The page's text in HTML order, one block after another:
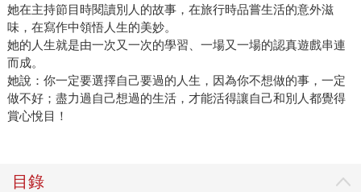
她在主持節目時閱讀別人的故事，在旅行時品嘗生活的意外滋
味，在寫作中領悟人生的美妙。
她的人生就是由一次又一次的學習、一場又一場的認真遊戲串連
而成。
她說：你一定要選擇自己要過的人生，因為你不想做的事，一定
做不好；盡力過自己想過的生活，才能活得讓自己和別人都覺得
賞心悅目！
目錄